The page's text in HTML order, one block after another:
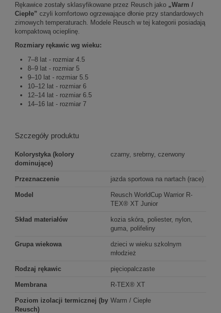
Rękawice zostały sklasyfikowane przez Reusch jako „Warm /
Ciepłe” czyli komfortowo ogrzewające dłonie przy standardowych
zimowych temperaturach. Modele Reusch w tej kategorii posiadają
kompaktową ocieplinę.
Rozmiary rękawic wg wieku:
7–8 lat - rozmiar 4.5
8–9 lat - rozmiar 5
9–10 lat - rozmiar 5.5
10–12 lat - rozmiar 6
12–14 lat - rozmiar 6.5
14–16 lat - rozmiar 7
Szczegóły produktu
Kolorystyka (kolory
dominujące)
czarny, srebrny, czerwony
Przeznaczenie jazda sportowa na nartach (race)
Model
Reusch WorldCup Warrior R-
TEX® XT Junior
Skład materiałów
kozia skóra, poliester, nylon,
guma, polifeliny
Grupa wiekowa
dzieci w wieku szkolnym
młodzież
Rodzaj rękawic pięciopalczaste
Membrana R-TEX® XT
Poziom izolacji termicznej (by
Reusch)
Warm / Ciepłe